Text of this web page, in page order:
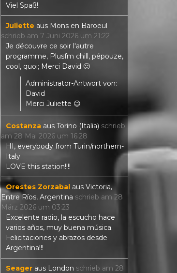
Viel Spaß!
Juliette aus Mons en Baroeul
schrieb am 7 Juni 2026 um 21:22
Je découvre ce soir l'autre
programme, Plusfm chill, pépouze,
cool, quoi; Merci David 🙂
Administrator-Antwort von:
David
Merci Juliette 😉
Costanza aus Torino (Italia) schrieb
am 28 Mai 2026 um 16:28
HI, everybody from Turin/northern-
Italy
LOVE this station!!!!
Orestes Zorzabal aus Victoria,
Entre Ríos, Argentina schrieb am 28
März 2026 um 03:23
Excelente radio, la escucho hace
varios años, muy buena música.
Felicitaciones y abrazos desde
Argentina!!!
Seager aus London schrieb am 28